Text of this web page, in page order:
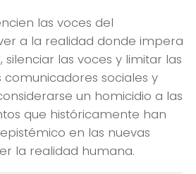
las voces del
a la realidad donde impera
silenciar las voces y limitar las
sociales y
un homicidio a las
que históricamente han
en las nuevas
la realidad humana.